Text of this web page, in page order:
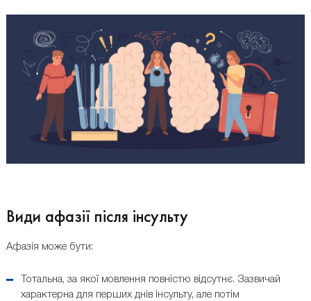
Види афазії після інсульту
Афазія може бути:
Тотальна, за якої мовлення повністю відсутнє. Зазвичай
характерна для перших днів інсульту, але потім